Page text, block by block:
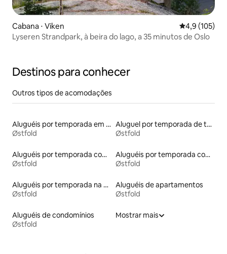
Cabana ⋅ Viken 4,9 de uma
4,9 (105)
Lyseren Strandpark, à beira do lago, a 35 minutos de Oslo
Destinos para conhecer
Outros tipos de acomodações
Aluguéis por temporada em hotéis-fazenda
Østfold
Aluguel por temporada de townhouses
Østfold
Aluguéis por temporada com caiaque
Østfold
Aluguéis por temporada com acesso ao lago
Østfold
Aluguéis por temporada na orla
Østfold
Aluguéis de apartamentos
Østfold
Aluguéis de condomínios
Østfold
Mostrar mais